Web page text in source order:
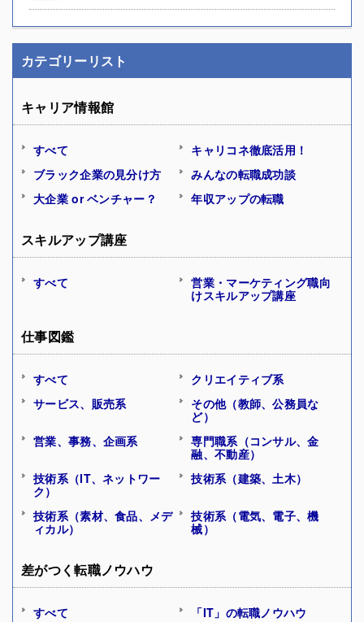
カテゴリーリスト
キャリア情報館
すべて
キャリコネ徹底活用！
ブラック企業の見分け方
みんなの転職成功談
大企業 or ベンチャー？
年収アップの転職
スキルアップ講座
すべて
営業・マーケティング職向
けスキルアップ講座
仕事図鑑
すべて
クリエイティブ系
サービス、販売系
その他（教師、公務員な
ど）
営業、事務、企画系
専門職系（コンサル、金
融、不動産）
技術系（IT、ネットワー
ク）
技術系（建築、土木）
技術系（素材、食品、メデ
ィカル）
技術系（電気、電子、機
械）
差がつく転職ノウハウ
すべて
「IT」の転職ノウハウ